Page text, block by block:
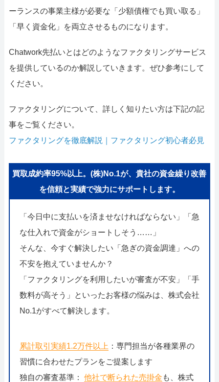
ーランスの事業主様が必要な「少額債権でも買い取る」
「早く資金化」を両立させるものになります。
Chatwork先払いとはどのようなファクタリングサービス
を提供しているのか解説していきます。ぜひ参考にして
ください。
ファクタリングについて、詳しく知りたい方は下記の記
事をご覧ください。
ファクタリングを徹底解説｜ファクタリング初心者必見
買取成約率95%以上。(株)No.1が、貴社の資金繰り改善
を信頼と実績で強力にサポートします。
「今日中に支払いを済ませなければならない」「急
な仕入れで資金がショートしそう……」
そんな、今すぐ解決したい「急ぎの資金調達」への
不安を抱えていませんか？
「ファクタリングを利用したいが審査が不安」「手
数料が高そう」といったお客様の悩みは、株式会社
No.1がすべて解決します。
累計取引実績1.2万件以上 ：専門担当が各種業界の
習慣に合わせたプランをご提案します
独自の審査基準： 他社で断られた売掛金 も、株式